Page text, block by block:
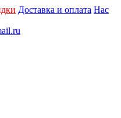
Доставка и оплата Нас